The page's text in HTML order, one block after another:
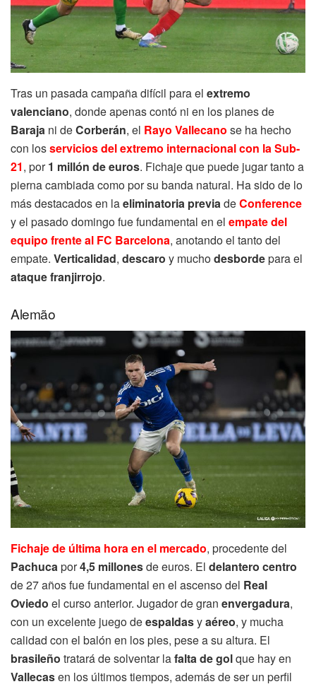
Tras un pasada campaña difícil para el extremo
valenciano, donde apenas contó ni en los planes de
Baraja ni deCorberán, el Rayo Vallecano se ha hecho
con losservicios del extremo internacional con la Sub-
21, por1 millón de euros. Fichaje que puede jugar tanto a
pierna cambiada como por su banda natural. Ha sido de lo
más destacados en laeliminatoria previadeConference
y el pasado domingo fue fundamental en el empate del
equipo frente al FC Barcelona, anotando el tanto del
empate. Verticalidad, descaro y muchodesbordepara el
ataque franjirrojo.
Alemão
Fichaje de última hora en el mercado, procedente del
Pachuca por4,5 millonesde euros. El delantero centro
de 27 años fue fundamental en el ascenso del Real
Oviedo el curso anterior. Jugador de gran envergadura,
con un excelente juego deespaldasyaéreo, y mucha
calidad con el balón en los pies, pese a su altura. El
brasileño tratará de solventar lafalta de golque hay en
Vallecasen los últimos tiempos, además de ser un perfil